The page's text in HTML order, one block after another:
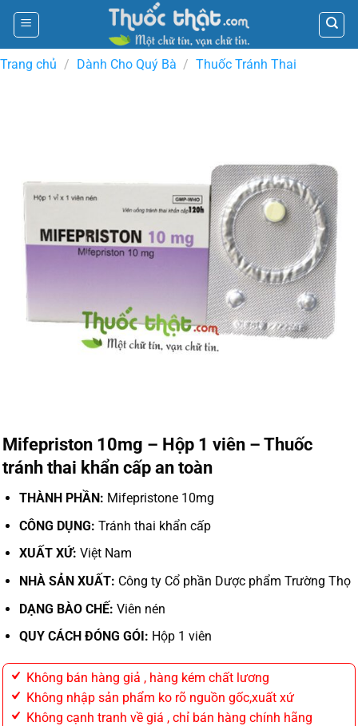
Skip
content
Trang chủ / Dành Cho Quý Bà / Thuốc Tránh Thai
Mifepriston 10mg – Hộp 1 viên – Thuốc
tránh thai khẩn cấp an toàn
THÀNH PHẦN: Mifepristone 10mg
CÔNG DỤNG: Tránh thai khẩn cấp
XUẤT XỨ: Việt Nam
NHÀ SẢN XUẤT: Công ty Cổ phần Dược phẩm Trường Thọ
DẠNG BÀO CHẾ: Viên nén
QUY CÁCH ĐÓNG GÓI: Hộp 1 viên
Không bán hàng giả , hàng kém chất lương
Không nhập sản phẩm ko rõ nguồn gốc,xuất xứ
Không cạnh tranh về giá , chỉ bán hàng chính hãng